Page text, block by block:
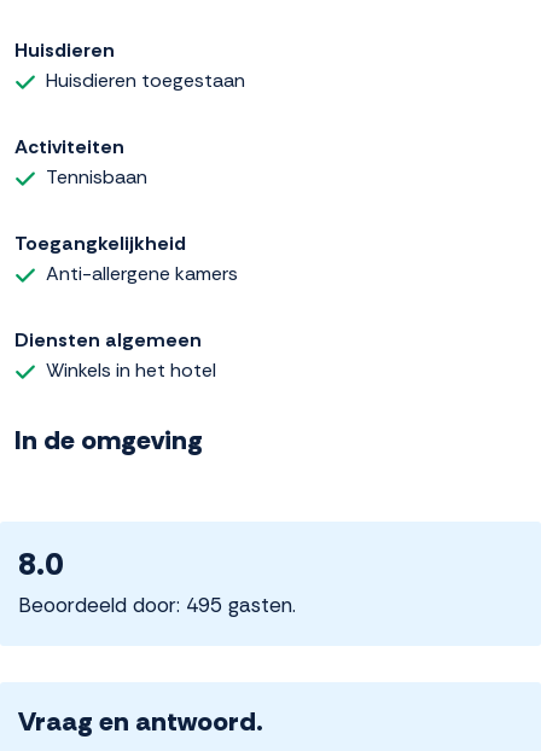
Huisdieren
Huisdieren toegestaan
Activiteiten
Tennisbaan
Toegangkelijkheid
Anti-allergene kamers
Diensten algemeen
Winkels in het hotel
In de omgeving
8.0
Beoordeeld door: 495 gasten.
Vraag en antwoord.